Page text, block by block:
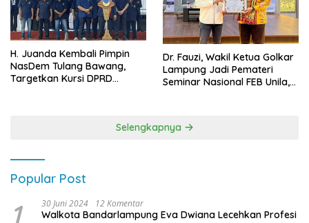
H. Juanda Kembali Pimpin
NasDem Tulang Bawang,
Targetkan Kursi DPRD
Dr. Fauzi, Wakil Ketua Golkar
Lampung Jadi Pemateri
Seminar Nasional FEB Unila,
Selengkapnya
Popular Post
1 30 Juni 2024 12 Komentar
Walkota Bandarlampung Eva Dwiana Lecehkan Profesi